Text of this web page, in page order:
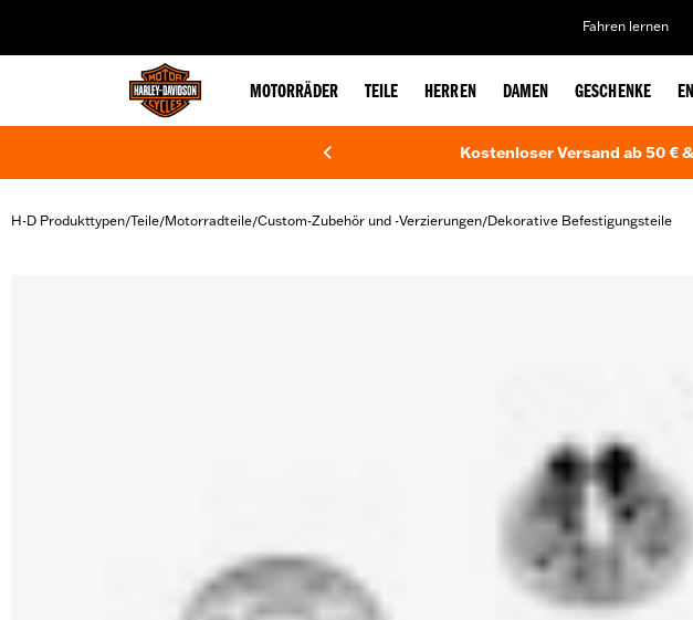
Fahren lernen
MOTORRÄDER TEILE HERREN DAMEN GESCHENKE
Kostenloser Versand ab 50 €
H-D Produkttypen/Teile/Motorradteile/Custom-Zubehör und -Verzierungen/Dekorative Befestigungsteile